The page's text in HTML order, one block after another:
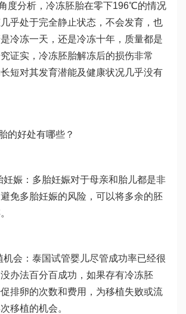
度分析，冷冻胚胎在零下196℃的情况
乎处于完全静止状态，不会发育，也
冷冻一天，还是冷冻十年，质量都是
证实，冷冻胚胎解冻后的损伤非常
短对其发育潜能及健康状况几乎没有
的好处有哪些？
妊娠：多胎妊娠对于母亲和胎儿都是非
免多胎妊娠的风险，可以将多余的胚
机会：泰国试管婴儿尽管成功率已经很
办法百分百成功，如果存有冷冻胚
排卵的次数和费用，为移植失败或流
移植的机会。